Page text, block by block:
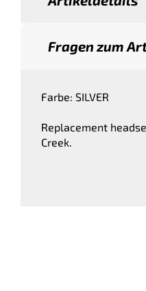
Fragen zum
Farbe: SILVER
Replacement
Creek.